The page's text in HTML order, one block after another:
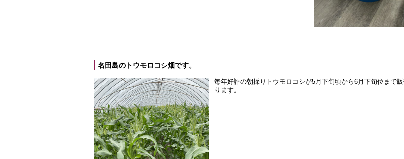
名田島のトウモロコシ畑です。
毎年好評の朝採りトウモロコシが5月下旬頃から6月下旬位まで
ります。